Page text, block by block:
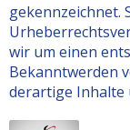
gekennzeichnet.
wir um einen
Bekanntwerden
derartige Inhalte